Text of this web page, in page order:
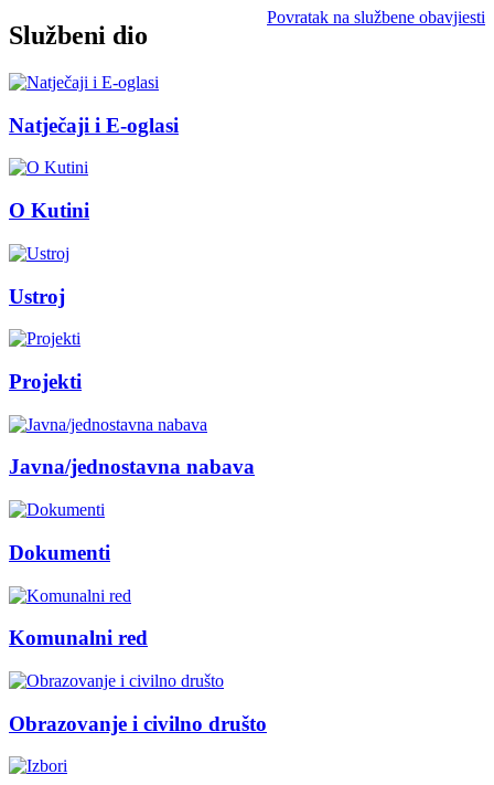
Povratak na službene obavjiesti
Službeni dio
Natječaji i E-oglasi
O Kutini
Ustroj
Projekti
Javna/jednostavna nabava
Dokumenti
Komunalni red
Obrazovanje i civilno društo